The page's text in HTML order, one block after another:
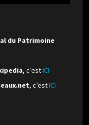
du Patrimoine
, c’estICI
, c’estICI